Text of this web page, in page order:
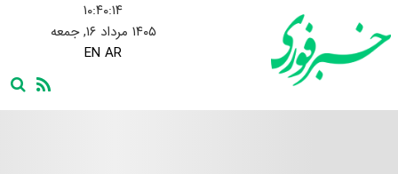
۱۰:۴۰:۱۴
۱۴۰۵ مرداد ۱۶, جمعه
EN AR